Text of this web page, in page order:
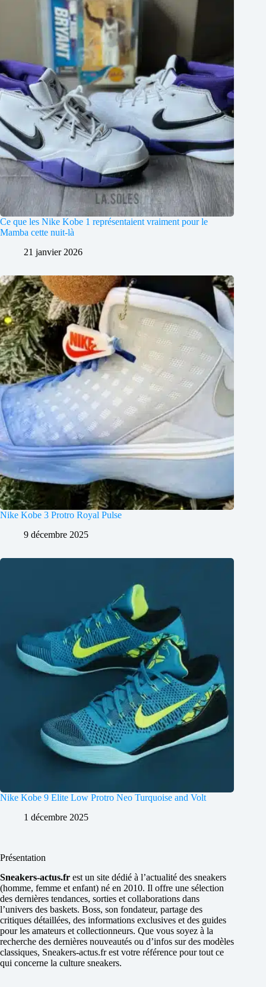
Ce que les Nike Kobe 1 représentaient vraiment pour le
Mamba cette nuit-là
21 janvier 2026
Nike Kobe 3 Protro Royal Pulse
9 décembre 2025
Nike Kobe 9 Elite Low Protro Neo Turquoise and Volt
1 décembre 2025
Présentation
Sneakers-actus.fr est un site dédié à l’actualité des sneakers
(homme, femme et enfant) né en 2010. Il offre une sélection
des dernières tendances, sorties et collaborations dans
l’univers des baskets. Boss, son fondateur, partage des
critiques détaillées, des informations exclusives et des guides
pour les amateurs et collectionneurs. Que vous soyez à la
recherche des dernières nouveautés ou d’infos sur des modèles
classiques, Sneakers-actus.fr est votre référence pour tout ce
qui concerne la culture sneakers.